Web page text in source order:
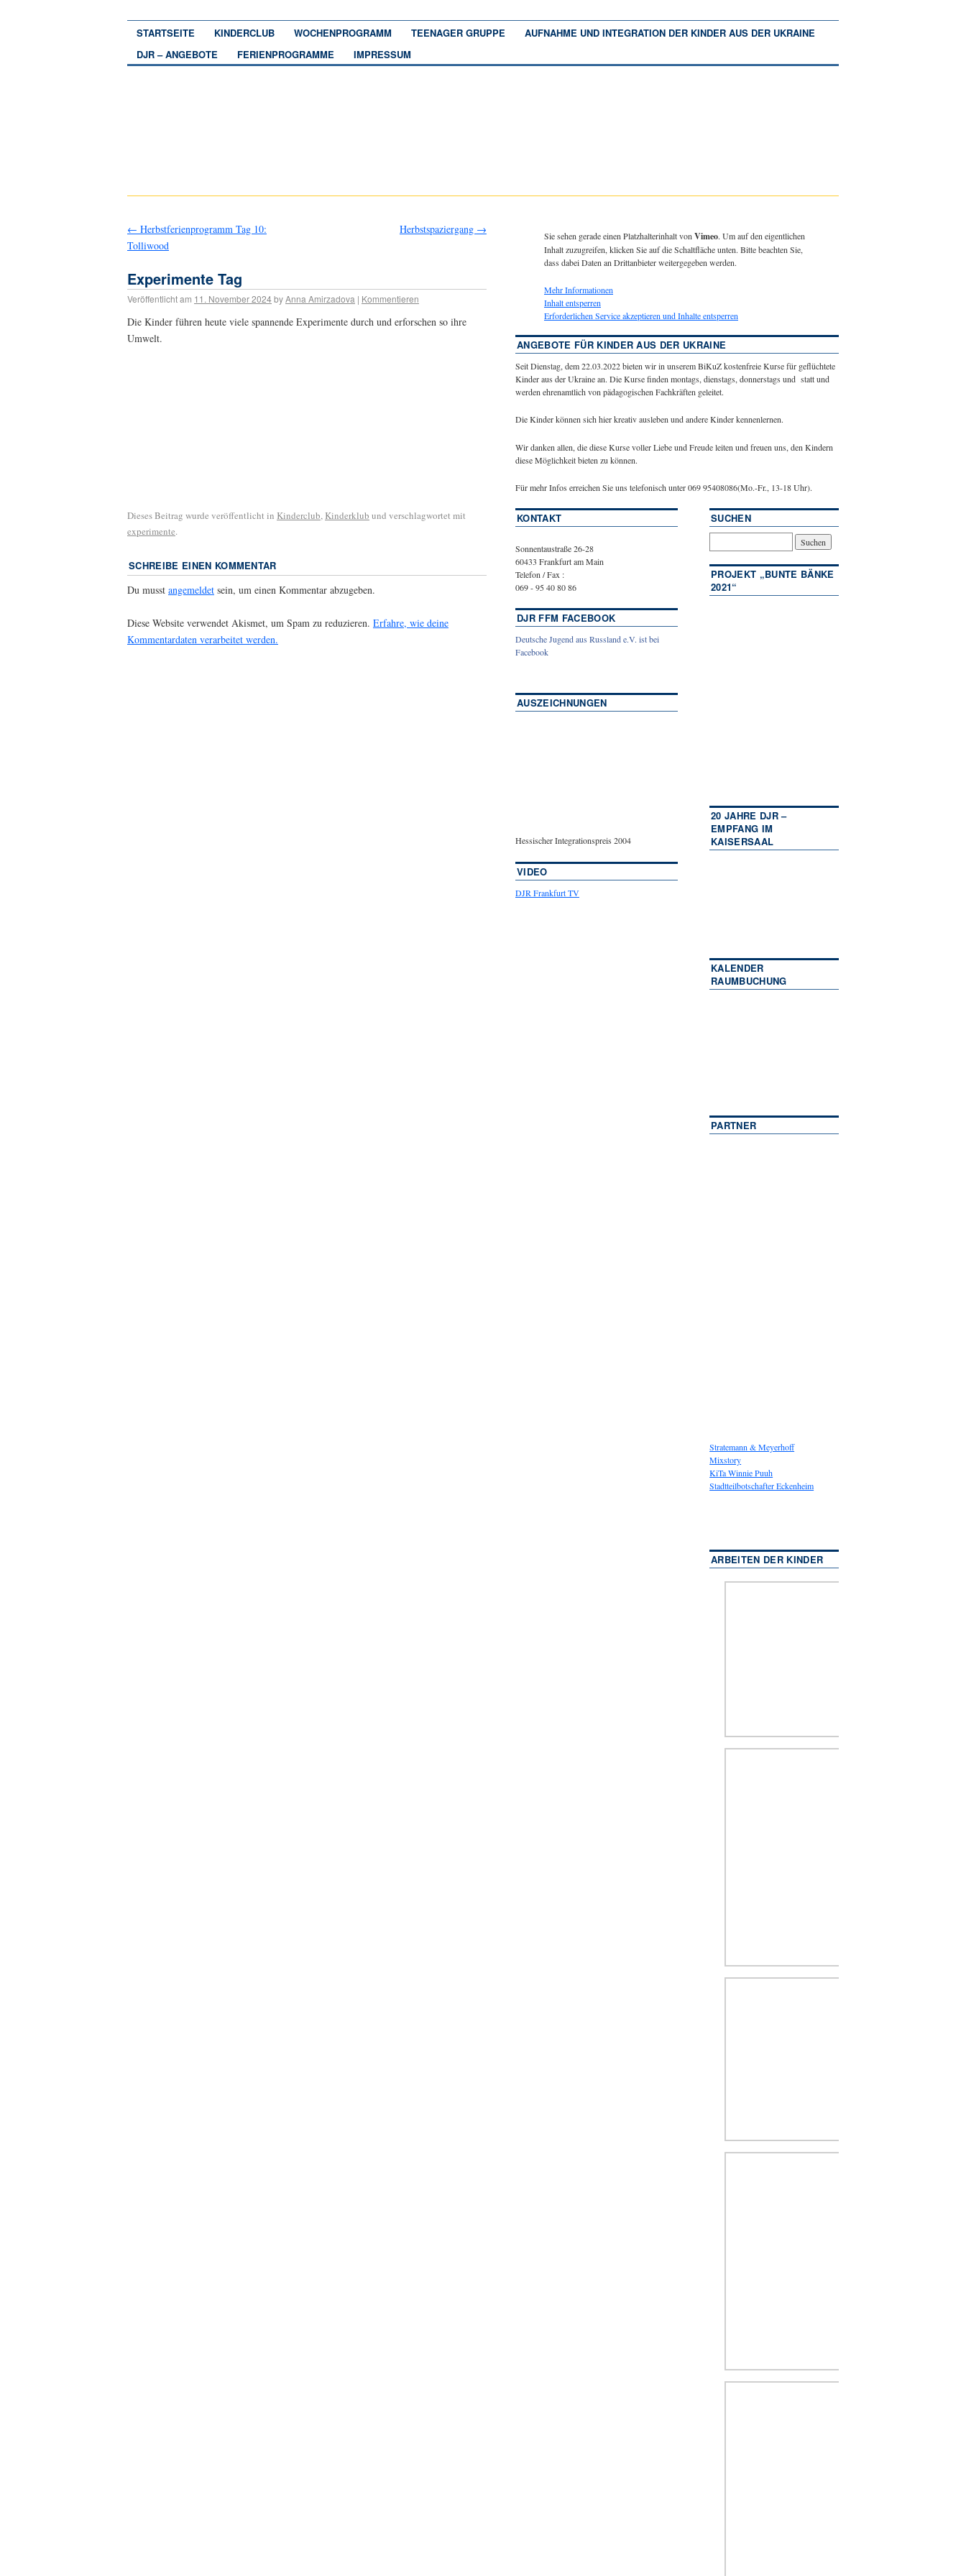
STARTSEITE KINDERCLUB WOCHENPROGRAMM TEENAGER GRUPPE
AUFNAHME UND INTEGRATION DER KINDER AUS DER UKRAINE
DJR – ANGEBOTE
FERIENPROGRAMME IMPRESSUM
← Herbstferienprogramm Tag 10:
Tolliwood
Herbstspaziergang →
Experimente Tag
Veröffentlicht am 11. November 2024byAnna Amirzadova | Kommentieren
Die Kinder führen heute viele spannende Experimente durch und erforschen so ihre
Umwelt.
Dieses Beitrag wurde veröffentlicht in Kinderclub, Kinderklub und verschlagwortet mit
experimente.
SCHREIBE EINEN KOMMENTAR
Du musst angemeldet sein, um einen Kommentar abzugeben.
Diese Website verwendet Akismet, um Spam zu reduzieren. Erfahre, wie deine
Kommentardaten verarbeitet werden.
Sie sehen gerade einen Platzhalterinhalt von Vimeo. Um auf den eigentlichen
Inhalt zuzugreifen, klicken Sie auf die Schaltfläche unten. Bitte beachten Sie,
dass dabei Daten an Drittanbieter weitergegeben werden.
Mehr Informationen
Inhalt entsperren
Erforderlichen Service akzeptieren und Inhalte entsperren
ANGEBOTE FÜR KINDER AUS DER UKRAINE
Seit Dienstag, dem 22.03.2022 bieten wir in unserem BiKuZ kostenfreie Kurse für geflüchtete
Kinder aus der Ukraine an. Die Kurse finden montags, dienstags, donnerstags und statt und
werden ehrenamtlich von pädagogischen Fachkräften geleitet.
Die Kinder können sich hier kreativ ausleben und andere Kinder kennenlernen.
Wir danken allen, die diese Kurse voller Liebe und Freude leiten und freuen uns, den Kindern
diese Möglichkeit bieten zu können.
Für mehr Infos erreichen Sie uns telefonisch unter 069 95408086(Mo.-Fr., 13-18 Uhr).
KONTAKT
Sonnentaustraße 26-28
60433 Frankfurt am Main
Telefon / Fax :
069 - 95 40 80 86
DJR FFM FACEBOOK
Deutsche Jugend aus Russland e.V. ist bei
Facebook
AUSZEICHNUNGEN
Hessischer Integrationspreis 2004
VIDEO
DJR Frankfurt TV
SUCHEN
PROJEKT „BUNTE BÄNKE
2021“
20 JAHRE DJR –
EMPFANG IM
KAISERSAAL
KALENDER
RAUMBUCHUNG
PARTNER
Stratemann & Meyerhoff
Mixstory
KiTa Winnie Puuh
Stadtteilbotschafter Eckenheim
ARBEITEN DER KINDER